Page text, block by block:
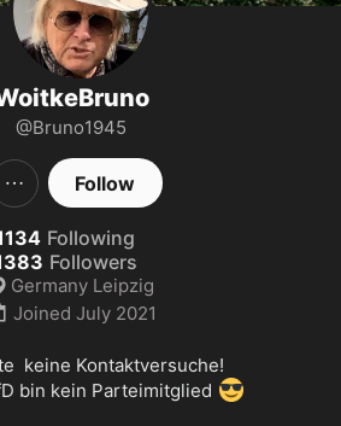
@Bruno1945
Follow
Following
Followers
Germany Leipzig
Joined July 2021
keine Kontaktversuche!
bin kein Parteimitglied 😎